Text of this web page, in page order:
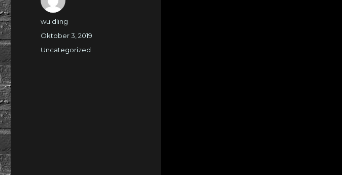
Autor
wuidling
Veröffentlicht
Oktober 3, 2019
Kategorien
Uncategorized